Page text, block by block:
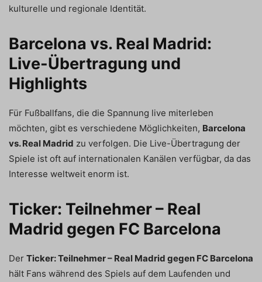
kulturelle und regionale Identität.
Barcelona vs. Real Madrid:
Live-Übertragung und
Highlights
Für Fußballfans, die die Spannung live miterleben
möchten, gibt es verschiedene Möglichkeiten, Barcelona
vs. Real Madrid zu verfolgen. Die Live-Übertragung der
Spiele ist oft auf internationalen Kanälen verfügbar, da das
Interesse weltweit enorm ist.
Ticker: Teilnehmer – Real
Madrid gegen FC Barcelona
Der Ticker: Teilnehmer – Real Madrid gegen FC Barcelona
hält Fans während des Spiels auf dem Laufenden und